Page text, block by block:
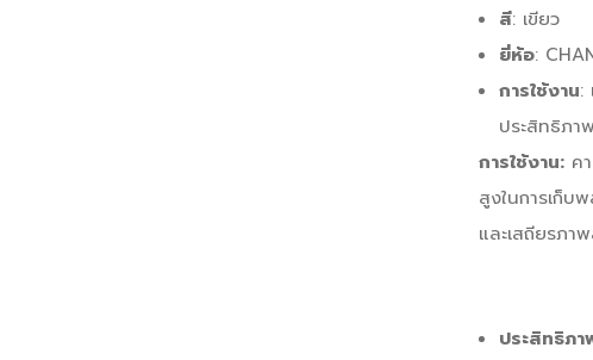
สี: เขียว
ยี่ห้อ:
การใช้งาน:
ประสิทธิภาพ
การใช้งาน: ค
สูงในการเก็บ
และเสถียรภา
ประสิทธิภ